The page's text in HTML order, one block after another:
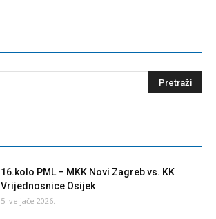
16.kolo PML – MKK Novi Zagreb vs. KK
Vrijednosnice Osijek
5. veljače 2026.